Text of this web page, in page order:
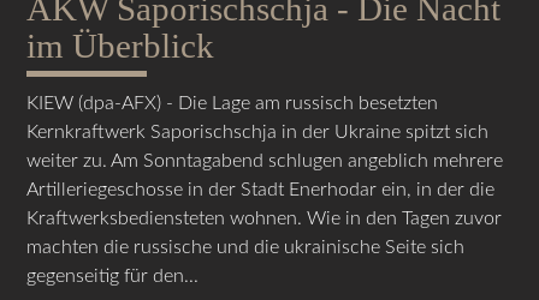
AKW Saporischschja - Die Nacht
im Überblick
KIEW (dpa-AFX) - Die Lage am russisch besetzten
Kernkraftwerk Saporischschja in der Ukraine spitzt sich
weiter zu. Am Sonntagabend schlugen angeblich mehrere
Artilleriegeschosse in der Stadt Enerhodar ein, in der die
Kraftwerksbediensteten wohnen. Wie in den Tagen zuvor
machten die russische und die ukrainische Seite sich
gegenseitig für den...